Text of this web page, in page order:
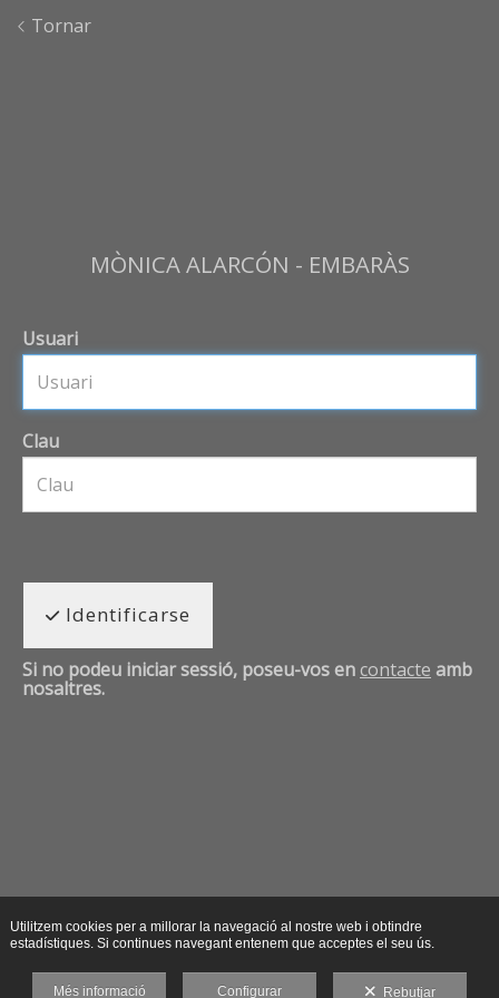
Tornar
MÒNICA ALARCÓN - EMBARÀS
Usuari
Clau
Identificarse
Si no podeu iniciar sessió, poseu-vos encontacte amb
nosaltres.
Utilitzem cookies per a millorar la navegació al nostre web i obtindre
estadístiques. Si continues navegant entenem que acceptes el seu ús.
Més informació Configurar Rebutjar